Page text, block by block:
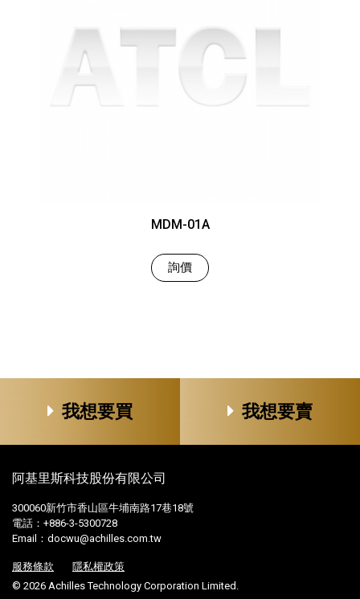
MDM-01A
詢價
我想要買 我想要賣
阿基里斯科技股份有限公司
300060新竹市香山區牛埔南路17巷18號
電話：+886-3-5300728
Email： docwu@achilles.com.tw
服務條款
隱私權政策
© 2026 Achilles Technology Corporation Limited.